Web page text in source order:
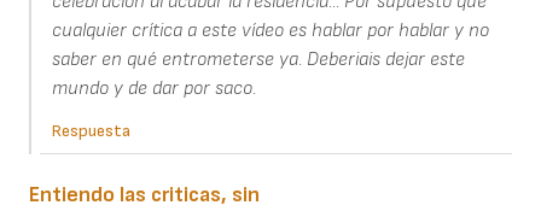
cualquier crítica a este vídeo es hablar por hablar y no
saber en qué entrometerse ya. Deberiais dejar este
mundo y de dar por saco.
Respuesta
Entiendo las criticas, sin